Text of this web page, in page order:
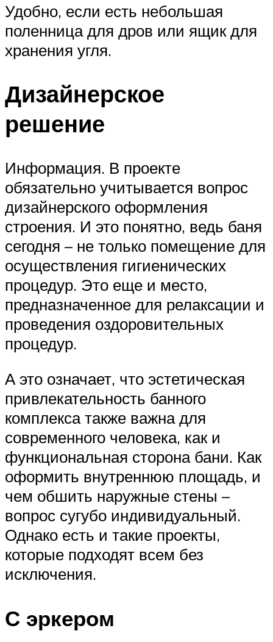
Удобно, если есть небольшая
поленница для дров или ящик для
хранения угля.
Дизайнерское
решение
Информация. В проекте
обязательно учитывается вопрос
дизайнерского оформления
строения. И это понятно, ведь баня
сегодня – не только помещение для
осуществления гигиенических
процедур. Это еще и место,
предназначенное для релаксации и
проведения оздоровительных
процедур.
А это означает, что эстетическая
привлекательность банного
комплекса также важна для
современного человека, как и
функциональная сторона бани. Как
оформить внутреннюю площадь, и
чем обшить наружные стены –
вопрос сугубо индивидуальный.
Однако есть и такие проекты,
которые подходят всем без
исключения.
С эркером